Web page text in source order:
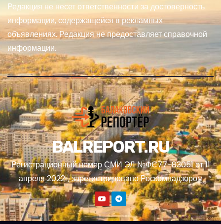
Редакция не несет ответственности за достоверность
информации, содержащейся в рекламных
объявлениях. Редакция не предоставляет справочной
информации.
BALREPORT.RU
Регистрационный номер СМИ ЭЛ №ФС77-83051 от 11
апреля 2022г, зарегистрировано Роскомнадзором